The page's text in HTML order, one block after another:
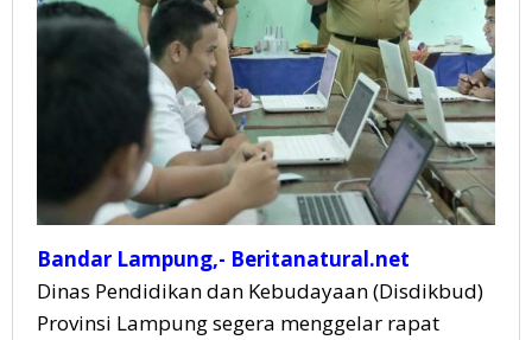
Bandar Lampung,- Beritanatural.net
Dinas Pendidikan dan Kebudayaan (Disdikbud)
Provinsi Lampung segera menggelar rapat